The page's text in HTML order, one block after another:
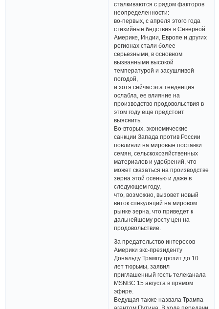
сталкиваются с рядом факторов
неопределенности:
во-первых, с апреля этого года
стихийные бедствия в Северной
Америке, Индии, Европе и других
регионах стали более
серьезными, в основном
вызванными высокой
температурой и засушливой
погодой,
и хотя сейчас эта тенденция
ослабла, ее влияние на
производство продовольствия в
этом году еще предстоит
выяснить.
Во-вторых, экономические
санкции Запада против России
повлияли на мировые поставки
семян, сельскохозяйственных
материалов и удобрений, что
может сказаться на производстве
зерна этой осенью и даже в
следующем году,
что, возможно, вызовет новый
виток спекуляций на мировом
рынке зерна, что приведет к
дальнейшему росту цен на
продовольствие.
За предательство интересов
Америки экс-президенту
Дональду Трампу грозит до 10
лет тюрьмы, заявил
приглашенный гость телеканала
MSNBC 15 августа в прямом
эфире.
Ведущая также назвала Трампа